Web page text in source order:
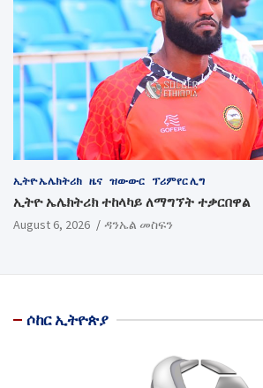
ኢትዮ ኤሌክትሪክ ዜና ዝውውር ፕሪምየር ሊግ
ኢትዮ ኤሌክትሪክ ተከላካይ ለማግኘት ተቃርበዋል
August 6, 2026 ዳንኤል መስፍን
ሶከር ኢትዮጵያ